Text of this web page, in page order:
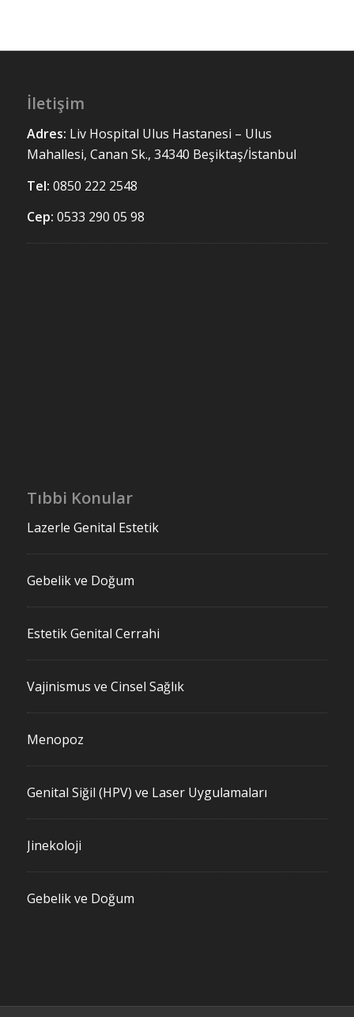
İletişim
Adres: Liv Hospital Ulus Hastanesi – Ulus
Mahallesi, Canan Sk., 34340 Beşiktaş/İstanbul
Tel: 0850 222 2548
Cep: 0533 290 05 98
Tıbbi Konular
Lazerle Genital Estetik
Gebelik ve Doğum
Estetik Genital Cerrahi
Vajinismus ve Cinsel Sağlık
Menopoz
Genital Siğil (HPV) ve Laser Uygulamaları
Jinekoloji
Gebelik ve Doğum